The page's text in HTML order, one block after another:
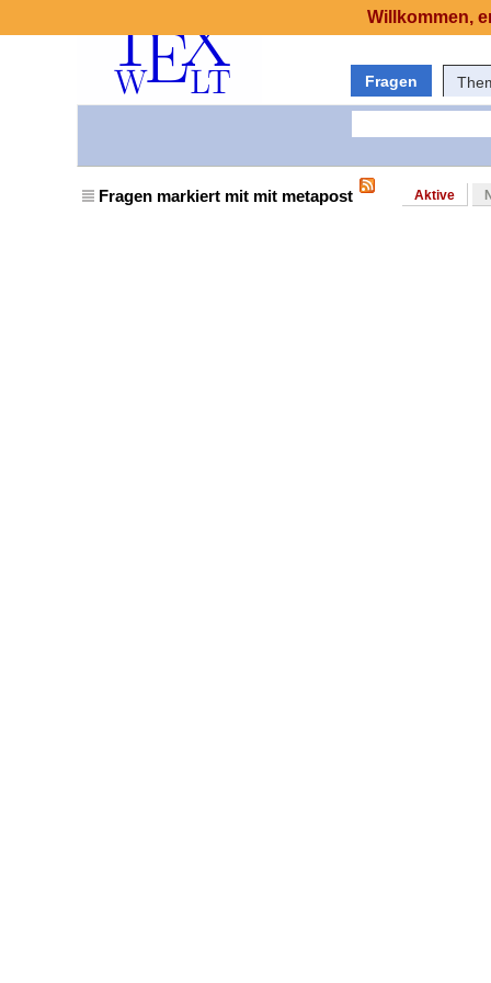
Fragen
Fragen markiert mit mit metapost Aktive
Willkommen,